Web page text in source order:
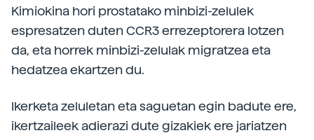
Kimiokina hori prostatako minbizi-zelulek
espresatzen duten CCR3 errezeptorera lotzen
da, eta horrek minbizi-zelulak migratzea eta
hedatzea ekartzen du.
Ikerketa zeluletan eta saguetan egin badute ere,
ikertzaileek adierazi dute gizakiek ere jariatzen